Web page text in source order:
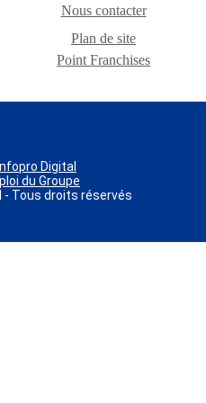
Nous contacter
Plan de site
Point Franchises
Digital
du Groupe
Tous droits réservés